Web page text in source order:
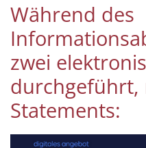
Während des
zwei
durchgeführt,
Statements: